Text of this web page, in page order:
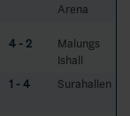
Arena
4 - 2
Malungs
Ishall
1 - 4 Surahallen